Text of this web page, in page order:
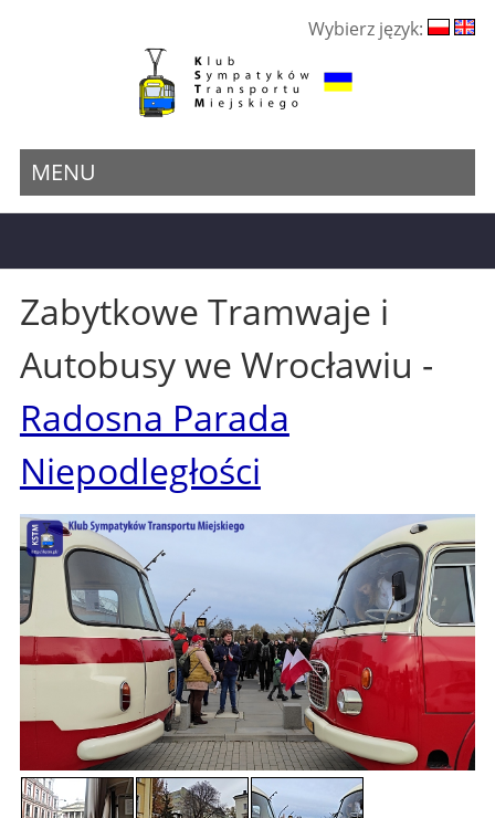
Wybierz język:
MENU
Zabytkowe Tramwaje i
Autobusy we Wrocławiu -
Radosna Parada
Niepodległości